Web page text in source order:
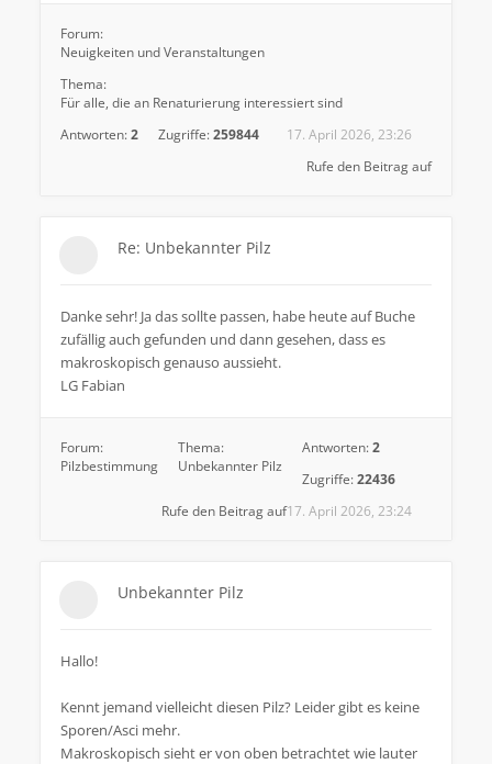
Forum:
Neuigkeiten und Veranstaltungen
Thema:
Für alle, die an Renaturierung interessiert sind
Antworten:2 Zugriffe:259844
17. April 2026, 23:26
Rufe den Beitrag auf
Re: Unbekannter Pilz
Danke sehr! Ja das sollte passen, habe heute auf Buche
zufällig auch gefunden und dann gesehen, dass es
makroskopisch genauso aussieht.
LG Fabian
Forum:
Pilzbestimmung
Thema:
Unbekannter Pilz
Antworten:2
Zugriffe:22436
17. April 2026, 23:24
Rufe den Beitrag auf
Unbekannter Pilz
Hallo!
Kennt jemand vielleicht diesen Pilz? Leider gibt es keine
Sporen/Asci mehr.
Makroskopisch sieht er von oben betrachtet wie lauter